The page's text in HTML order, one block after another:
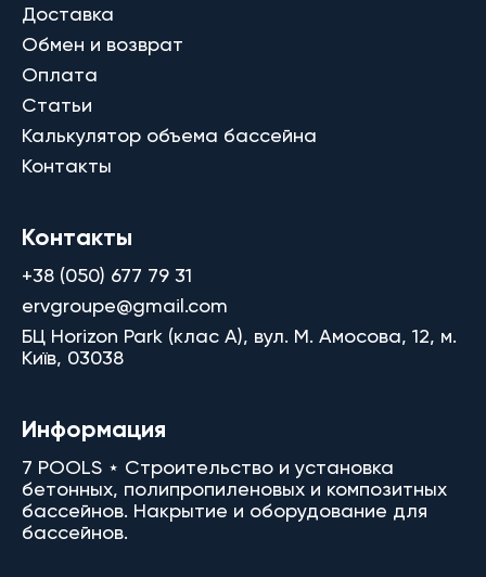
Доставка
Обмен и возврат
Оплата
Статьи
Калькулятор объема бассейна
Контакты
Контакты
+38 (050) 677 79 31
ervgroupe@gmail.com
БЦ Horizon Park (клас A), вул. М. Амосова, 12, м.
Київ, 03038
Информация
7 POOLS ⋆ Строительство и установка
бетонных, полипропиленовых и композитных
бассейнов. Накрытие и оборудование для
бассейнов.